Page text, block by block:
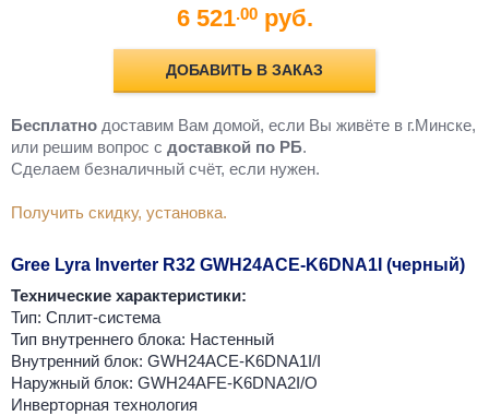
6 521.00 руб.
ДОБАВИТЬ В ЗАКАЗ
Бесплатно доставим Вам домой, если Вы живёте в г.Минске,
или решим вопрос с доставкой по РБ.
Cделаем безналичный счёт, если нужен.
Получить скидку, установка.
Gree Lyra Inverter R32 GWH24ACE-K6DNA1I (черный)
Технические характеристики:
Тип: Сплит-система
Тип внутреннего блока: Настенный
Внутренний блок: GWH24ACE-K6DNA1I/I
Наружный блок: GWH24AFE-K6DNA2I/O
Инверторная технология